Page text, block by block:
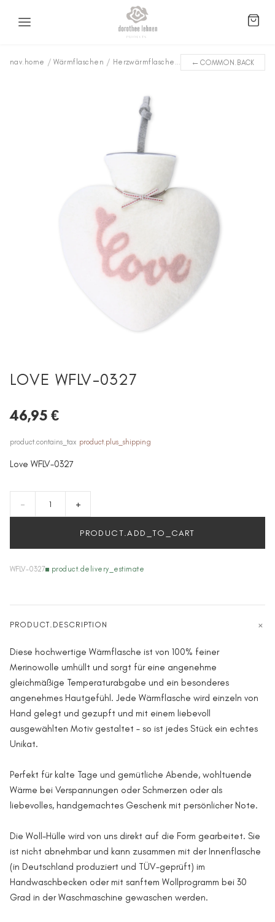
nav.home / Wärmflaschen / Herzwärmflaschen Love WFLV-0327
←COMMON.BACK
LOVE WFLV-0327
46,95 €
product.contains_tax product.plus_shipping
Love WFLV-0327
- +
PRODUCT.ADD_TO_CART
WFLV-0327 product.delivery_estimate
PRODUCT.DESCRIPTION
Diese hochwertige Wärmflasche ist von 100% feiner
Merinowolle umhüllt und sorgt für eine angenehme
gleichmäßige Temperaturabgabe und ein besonderes
angenehmes Hautgefühl. Jede Wärmflasche wird einzeln von
Hand gelegt und gezupft und mit einem liebevoll
ausgewählten Motiv gestaltet – so ist jedes Stück ein echtes
Unikat.
Perfekt für kalte Tage und gemütliche Abende, wohltuende
Wärme bei Verspannungen oder Schmerzen oder als
liebevolles, handgemachtes Geschenk mit persönlicher Note.
Die Woll-Hülle wird von uns direkt auf die Form gearbeitet. Sie
ist nicht abnehmbar und kann zusammen mit der Innenflasche
(in Deutschland produziert und TÜV-geprüft) im
Handwaschbecken oder mit sanftem Wollprogramm bei 30
Grad in der Waschmaschine gewaschen werden.